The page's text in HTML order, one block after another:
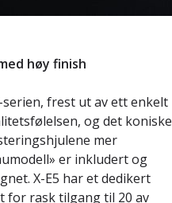
høy finish
frest ut av ett enkelt
og det koniske
mer
er inkludert og
X-E5 har et dedikert
for rask tilgang til 20 av